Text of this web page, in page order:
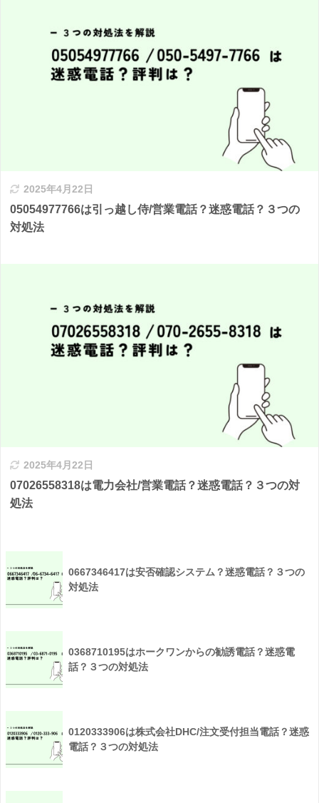
2025年4月22日
05054977766は引っ越し侍/営業電話？迷惑電話？３つの
対処法
2025年4月22日
07026558318は電力会社/営業電話？迷惑電話？３つの対
処法
0667346417は安否確認システム？迷惑電話？３つの
対処法
0368710195はホークワンからの勧誘電話？迷惑電
話？３つの対処法
0120333906は株式会社DHC/注文受付担当電話？迷惑
電話？３つの対処法